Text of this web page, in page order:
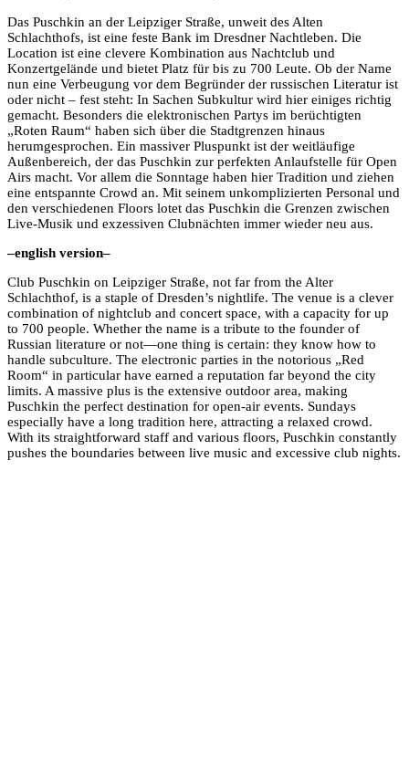
Das Puschkin an der Leipziger Straße, unweit des Alten
Schlachthofs, ist eine feste Bank im Dresdner Nachtleben. Die
Location ist eine clevere Kombination aus Nachtclub und
Konzertgelände und bietet Platz für bis zu 700 Leute. Ob der Name
nun eine Verbeugung vor dem Begründer der russischen Literatur ist
oder nicht – fest steht: In Sachen Subkultur wird hier einiges richtig
gemacht. Besonders die elektronischen Partys im berüchtigten
„Roten Raum“ haben sich über die Stadtgrenzen hinaus
herumgesprochen. Ein massiver Pluspunkt ist der weitläufige
Außenbereich, der das Puschkin zur perfekten Anlaufstelle für Open
Airs macht. Vor allem die Sonntage haben hier Tradition und ziehen
eine entspannte Crowd an. Mit seinem unkomplizierten Personal und
den verschiedenen Floors lotet das Puschkin die Grenzen zwischen
Live-Musik und exzessiven Clubnächten immer wieder neu aus.
–english version–
Club Puschkin on Leipziger Straße, not far from the Alter
Schlachthof, is a staple of Dresden’s nightlife. The venue is a clever
combination of nightclub and concert space, with a capacity for up
to 700 people. Whether the name is a tribute to the founder of
Russian literature or not—one thing is certain: they know how to
handle subculture. The electronic parties in the notorious „Red
Room“ in particular have earned a reputation far beyond the city
limits. A massive plus is the extensive outdoor area, making
Puschkin the perfect destination for open-air events. Sundays
especially have a long tradition here, attracting a relaxed crowd.
With its straightforward staff and various floors, Puschkin constantly
pushes the boundaries between live music and excessive club nights.